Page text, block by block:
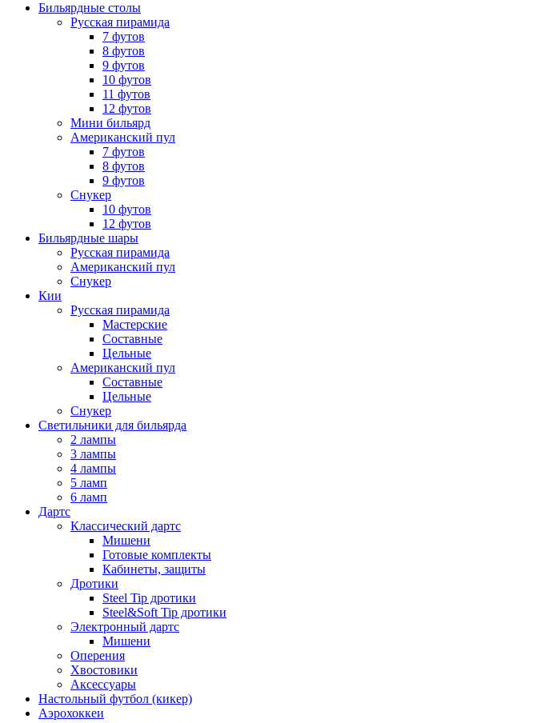
Бильярдные столы
Русская пирамида
7 футов
8 футов
9 футов
10 футов
11 футов
12 футов
Мини бильярд
Американский пул
7 футов
8 футов
9 футов
Снукер
10 футов
12 футов
Бильярдные шары
Русская пирамида
Американский пул
Снукер
Кии
Русская пирамида
Мастерские
Составные
Цельные
Американский пул
Составные
Цельные
Снукер
Светильники для бильярда
2 лампы
3 лампы
4 лампы
5 ламп
6 ламп
Дартс
Классический дартс
Мишени
Готовые комплекты
Кабинеты, защиты
Дротики
Steel Tip дротики
Steel&Soft Tip дротики
Электронный дартс
Мишени
Оперения
Хвостовики
Аксессуары
Настольный футбол (кикер)
Аэрохоккеи